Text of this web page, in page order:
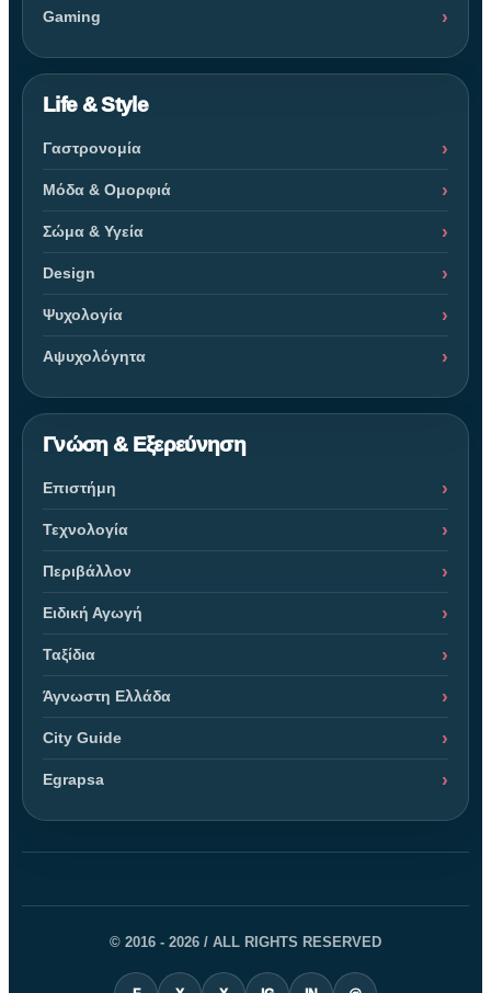
Gaming
Life & Style
Γαστρονομία
Μόδα & Ομορφιά
Σώμα & Υγεία
Design
Ψυχολογία
Αψυχολόγητα
Γνώση & Εξερεύνηση
Επιστήμη
Τεχνολογία
Περιβάλλον
Ειδική Αγωγή
Ταξίδια
Άγνωστη Ελλάδα
City Guide
Egrapsa
© 2016 - 2026 / ALL RIGHTS RESERVED